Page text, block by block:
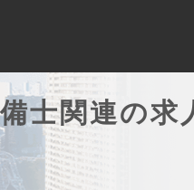
士関連の求